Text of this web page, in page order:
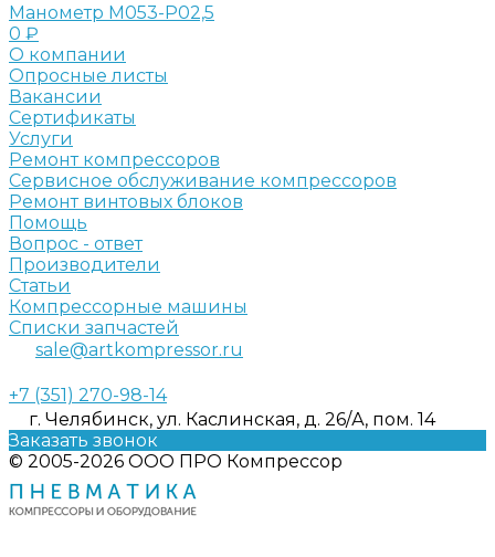
Манометр M053-P02,5
0 ₽
О компании
Опросные листы
Вакансии
Сертификаты
Услуги
Ремонт компрессоров
Сервисное обслуживание компрессоров
Ремонт винтовых блоков
Помощь
Вопрос - ответ
Производители
Статьи
Компрессорные машины
Списки запчастей
sale@artkompressor.ru
+7 (351) 270-98-14
г. Челябинск, ул. Каслинская, д. 26/А, пом. 14
Заказать звонок
© 2005-2026 ООО ПРО Компрессор